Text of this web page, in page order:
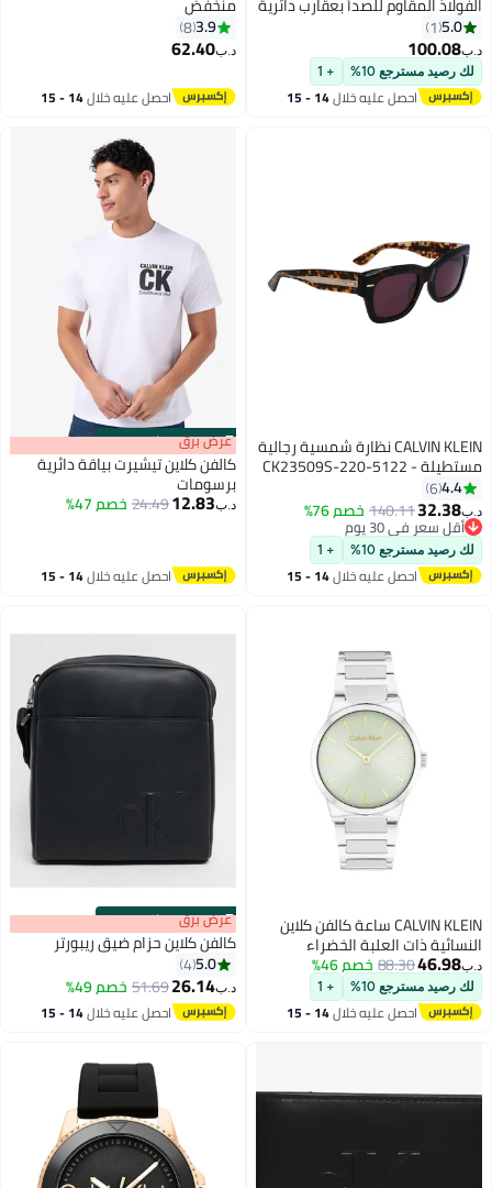
الشكل 25200237 30 ملم
5.0
1
د.ب‏100.08
لك رصيد مسترجع 10% + 1
احصل عليه خلال 14 - 15
5
3.9
8
د.ب‏62.40
احصل عليه خلال 14 - 15
CALVIN KLEIN نظارة شمسية رجالية
مستطيلة - CK23509S-220-5122
- مقاس العدسة: 51 ملم
4.4
6
د.ب‏32.38
140.11خصم 76%
أقل سعر في 30 يوم
أقل سعر في 30 يوم
لك رصيد مسترجع 10% + 1
احصل عليه خلال 14 - 15
00m:00s
·باقي 100% عرض برق
كالفن كلاين تيشيرت بياقة دائرية
برسومات
د.ب‏12.83
24.49خصم 47%
احصل عليه خلال 14 - 15
CALVIN KLEIN ساعة كالفن كلاين
النسائية ذات العلبة الخضراء
التناظرية المستديرة - 25100080
د.ب‏46.98
88.30خصم 46%
لك رصيد مسترجع 10% + 1
احصل عليه خلال 14 - 15
00m:00s
·باقي 100% عرض برق
كالفن كلاين حزام ضيق ريبورتر
5.0
4
د.ب‏26.14
51.69خصم 49%
احصل عليه خلال 14 - 15